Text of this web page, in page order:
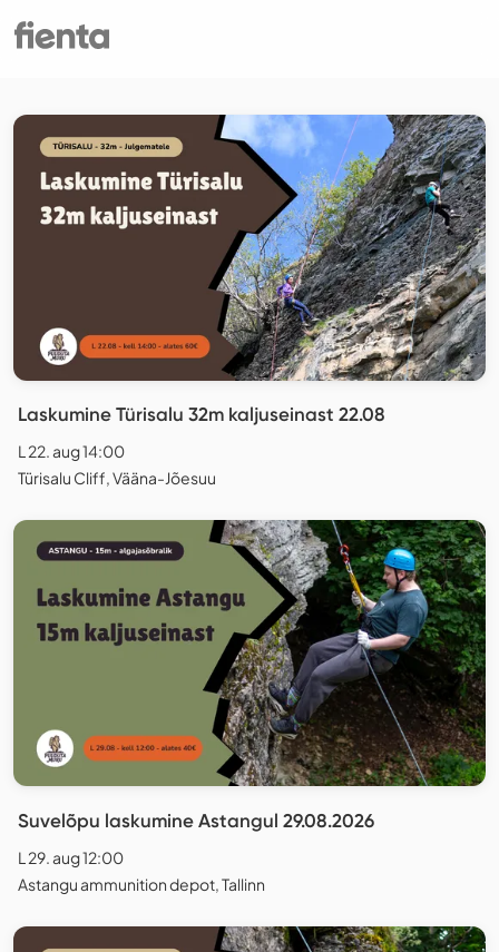
Laskumine Türisalu 32m kaljuseinast 22.08
L 22. aug 14:00
Türisalu Cliff, Vääna-Jõesuu
Suvelõpu laskumine Astangul 29.08.2026
L 29. aug 12:00
Astangu ammunition depot, Tallinn